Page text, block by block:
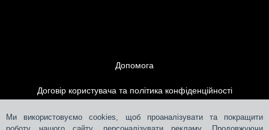
Ми використовуємо cookies, щоб проаналізувати та покращити
Допомога
Договір користувача та політика конфіденційності
Контакти